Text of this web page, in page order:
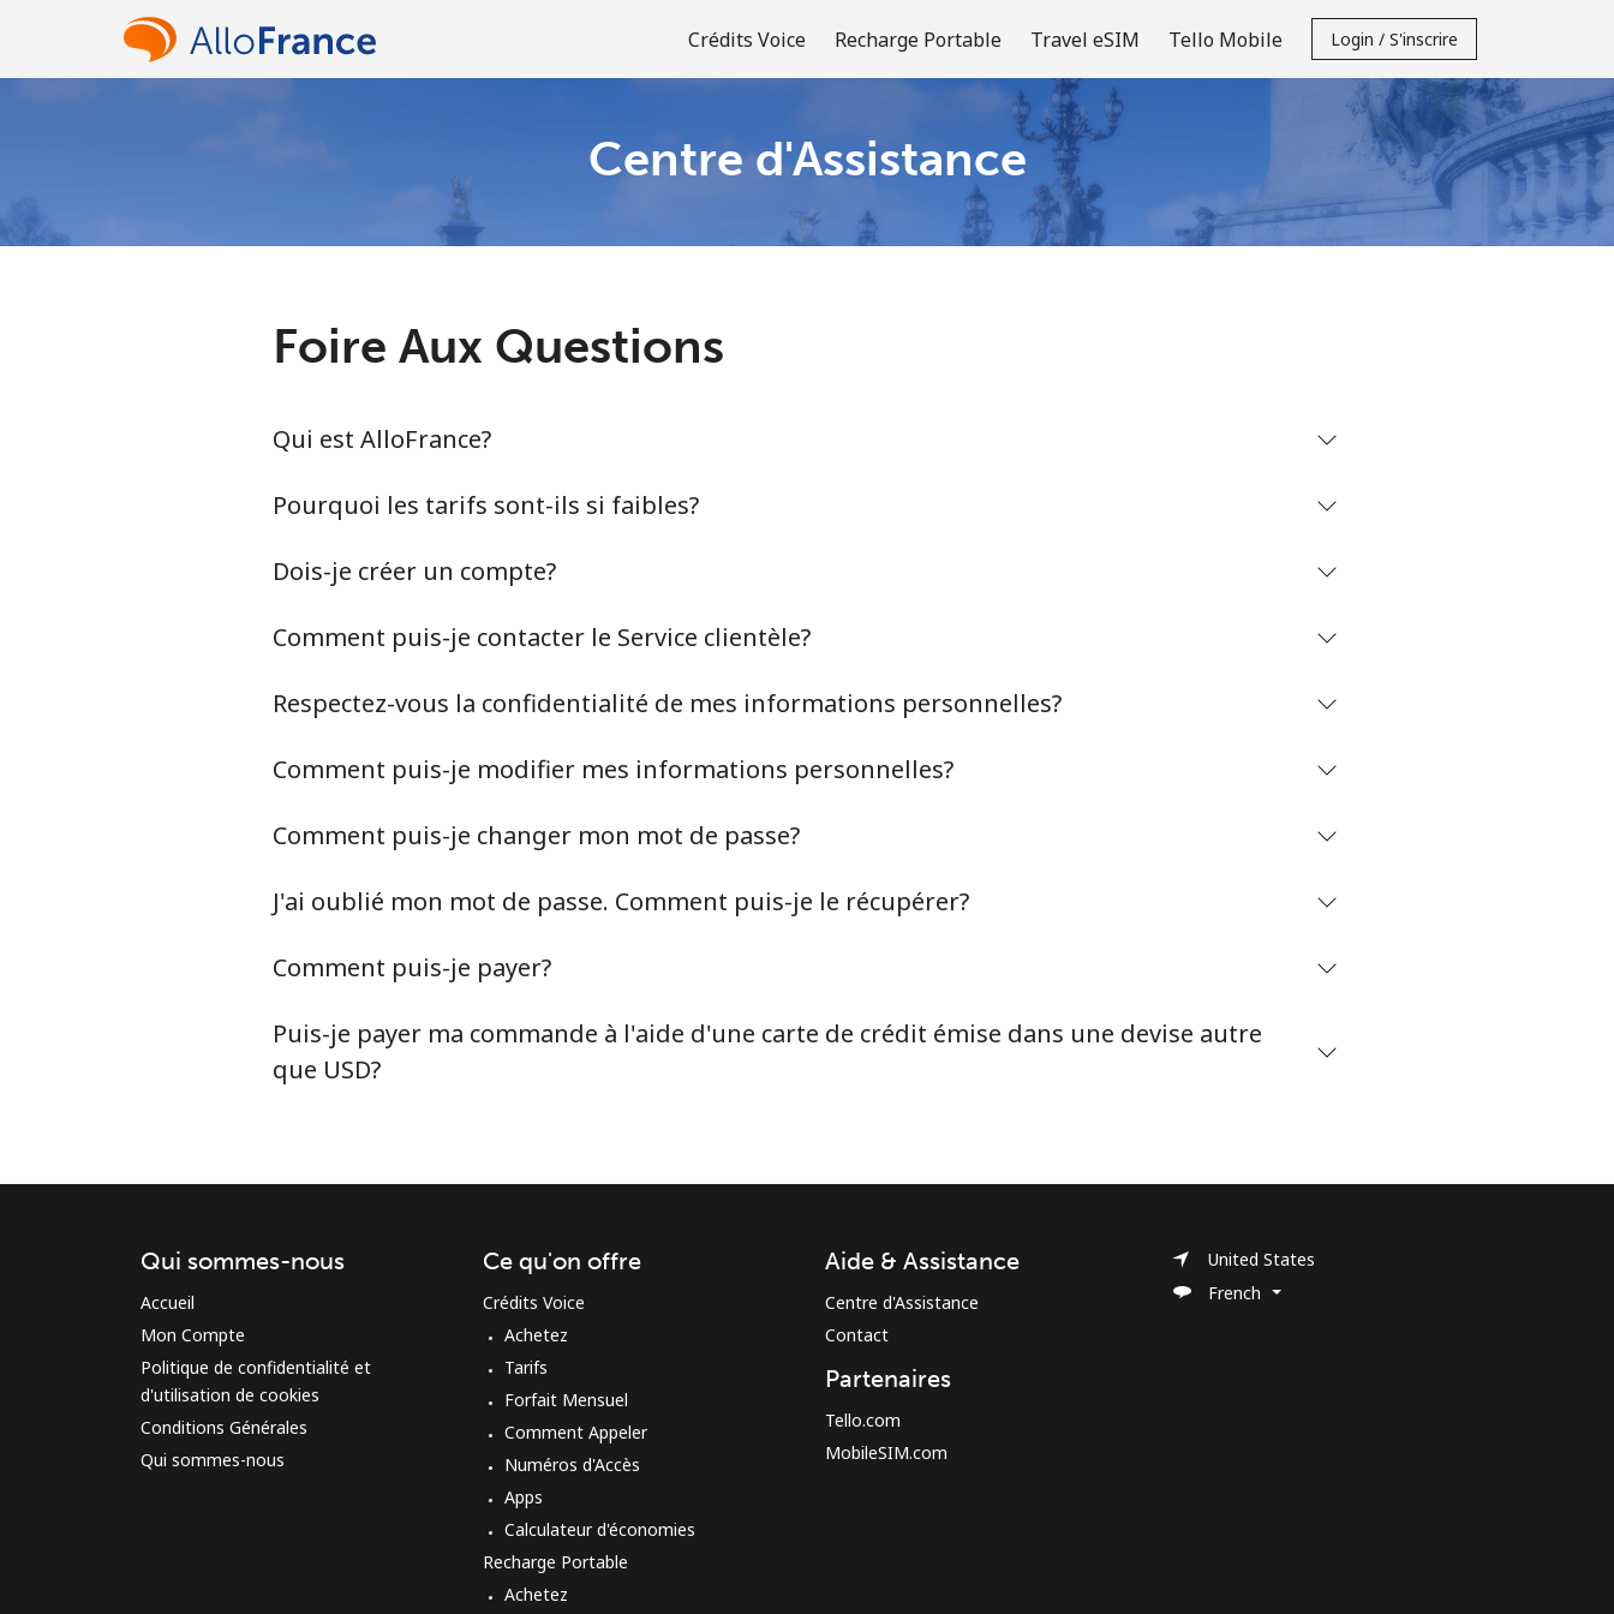
Crédits Voice Recharge Portable Travel eSIM Tello Mobile Login / S'inscrire
Bienvenue!
Un numéro
offres.
Conditions générales.
S'inscrire
Centre d'Assistance
Foire Aux Questions
Qui est AlloFrance?
Pourquoi les tarifs sont-ils si faibles?
Dois-je créer un compte?
Comment puis-je contacter le Service clientèle?
Respectez-vous la confidentialité de mes informations personnelles?
Comment puis-je modifier mes informations personnelles?
Comment puis-je changer mon mot de passe?
J'ai oublié mon mot de passe. Comment puis-je le récupérer?
Comment puis-je payer?
Puis-je payer ma commande à l'aide d'une carte de crédit émise dans une devise autre
que USD?
Qui sommes-nous
Accueil
Mon Compte
Politique de confidentialité et
d'utilisation de cookies
Conditions Générales
Qui sommes-nous
Ce qu'on offre
Crédits Voice
Achetez
Tarifs
Forfait Mensuel
Comment Appeler
Numéros d'Accès
Apps
Calculateur d'économies
Recharge Portable
Achetez
Aide & Assistance
Centre d'Assistance
Contact
Partenaires
Tello.com
MobileSIM.com
United States
French